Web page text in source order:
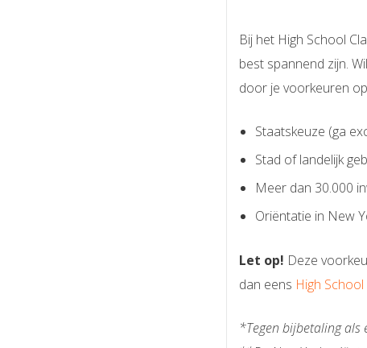
Bij het High School
best spannend zijn.
door je voorkeuren
Staatskeuze (ga
Stad of landelijk
Meer dan 30.000
Oriëntatie in New
Let op! Deze
dan eens High
*Tegen bijbetaling als